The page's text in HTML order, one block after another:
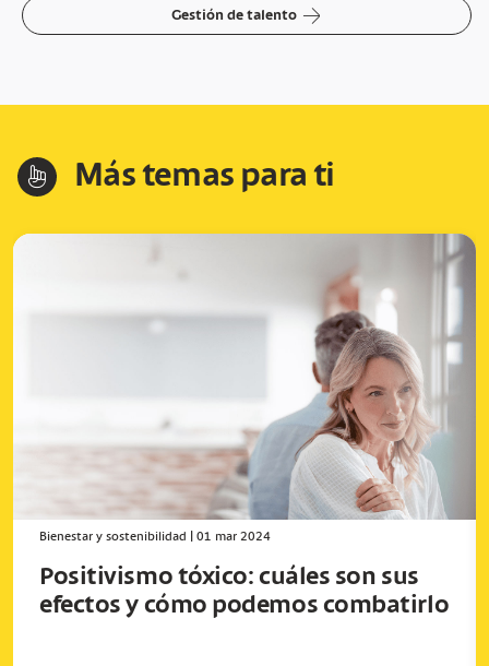
Gestión de talento arrow-right
hand-index Más temas para ti
Bienestar y sostenibilidad 01 mar 2024
Positivismo tóxico: cuáles son sus
efectos y cómo podemos combatirlo